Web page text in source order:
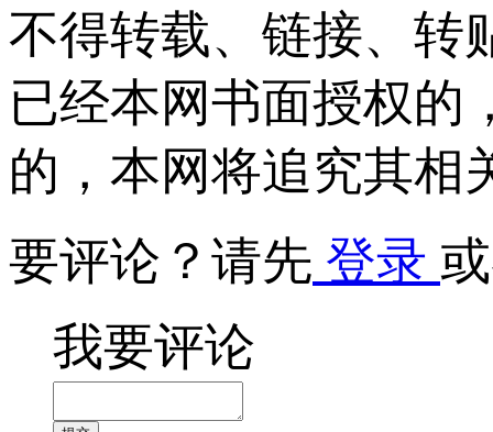
不得转载、链接、转
已经本网书面授权的
的，本网将追究其相
要评论？请先 登录
我要评论